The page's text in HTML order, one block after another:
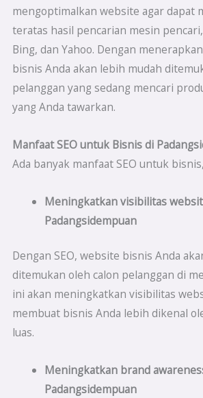
mengoptimalkan website agar dapat
teratas hasil pencarian mesin
Bing, dan Yahoo. Dengan
bisnis Anda akan lebih mudah
pelanggan yang sedang mencari
yang Anda tawarkan.
Manfaat SEO untuk Bisnis di
Ada banyak manfaat SEO untuk
Meningkatkan visibilitas
Padangsidempuan
Dengan SEO, website bisnis Anda
ditemukan oleh calon pelanggan di
ini akan meningkatkan visibilitas
membuat bisnis Anda lebih dikenal
luas.
Meningkatkan brand
Padangsidempuan